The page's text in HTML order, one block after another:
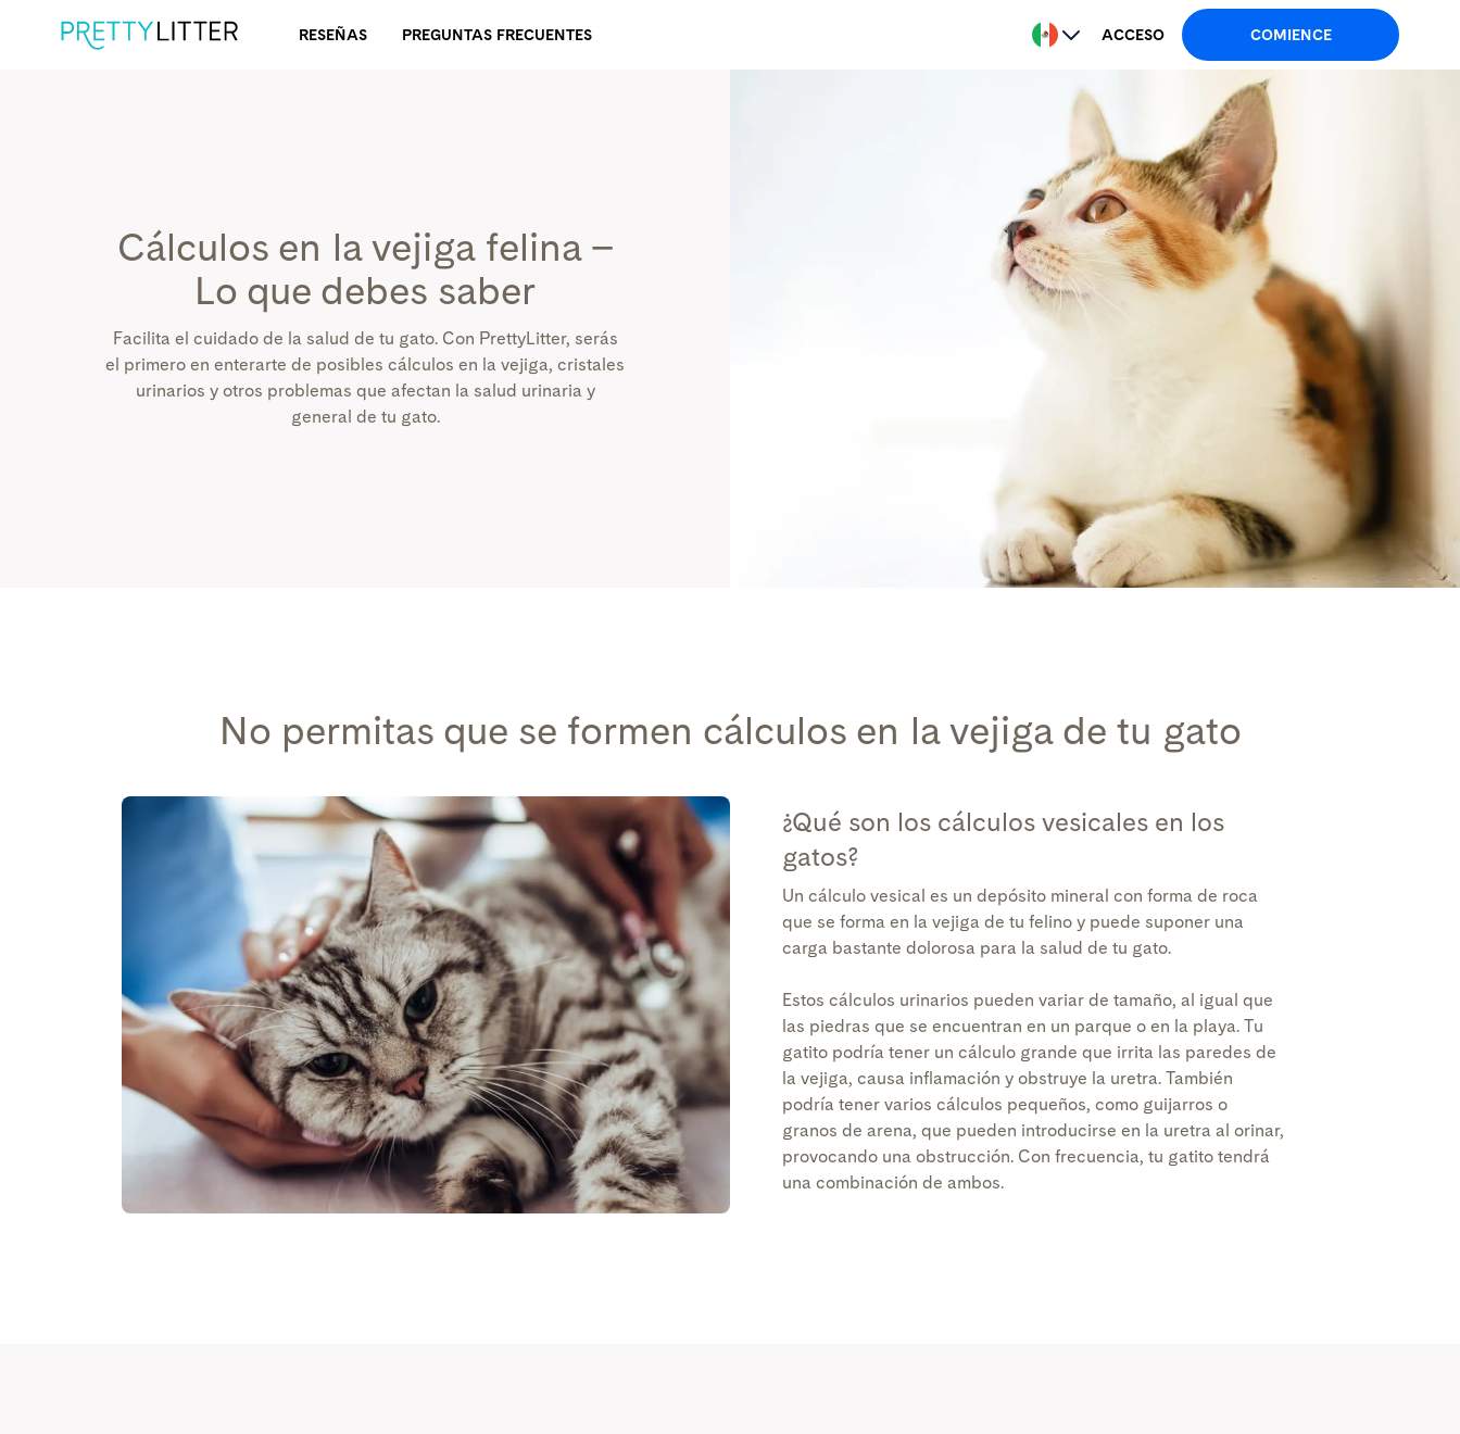
RESEÑAS PREGUNTAS FRECUENTES ACCESO COMIENCE
Cálculos en la vejiga felina –
Lo que debes saber
Facilita el cuidado de la salud de tu gato. Con PrettyLitter, serás
el primero en enterarte de posibles cálculos en la vejiga, cristales
urinarios y otros problemas que afectan la salud urinaria y
general de tu gato.
No permitas que se formen cálculos en la vejiga de tu gato
¿Qué son los cálculos vesicales en los
gatos?
Un cálculo vesical es un depósito mineral con forma de roca
que se forma en la vejiga de tu felino y puede suponer una
carga bastante dolorosa para la salud de tu gato.
Estos cálculos urinarios pueden variar de tamaño, al igual que
las piedras que se encuentran en un parque o en la playa. Tu
gatito podría tener un cálculo grande que irrita las paredes de
la vejiga, causa inflamación y obstruye la uretra. También
podría tener varios cálculos pequeños, como guijarros o
granos de arena, que pueden introducirse en la uretra al orinar,
provocando una obstrucción. Con frecuencia, tu gatito tendrá
una combinación de ambos.